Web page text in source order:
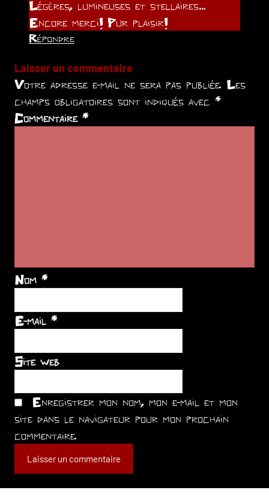
Légères, lumineuses et stellaires…
Encore merci! Pur plaisir!
Répondre
Laisser un commentaire
Votre adresse e-mail ne sera pas publiée. Les
champs obligatoires sont indiqués avec *
Commentaire *
Nom *
E-mail *
Site web
Enregistrer mon nom, mon e-mail et mon
site dans le navigateur pour mon prochain
commentaire.